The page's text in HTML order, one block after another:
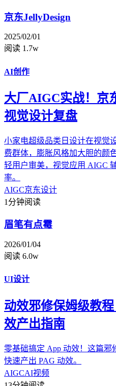
京东JellyDesign
2025/02/01
阅读 1.7w
AI创作
大厂AIGC实战！京
视觉设计复盘
小家电超级品类日设计在视觉
费群体，膨胀风格加大胆的颜
轻用户审美，视觉应用 AIGC
率。
AIGC京东设计
1分钟阅读
眉笔有点霉
2026/01/04
阅读 6.0w
UI设计
动效邪修保姆级教
效产出指南
零基础搞定 App 动效！这篇邪
快速产出 PAG 动效。
AIGCAI视频